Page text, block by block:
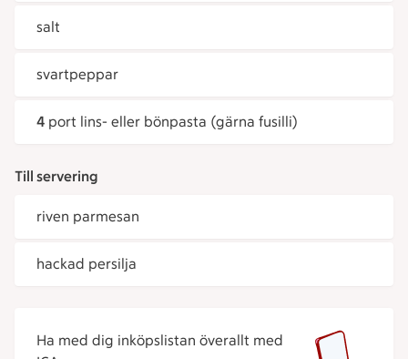
salt
svartpeppar
4 port lins- eller bönpasta (gärna fusilli)
Till servering
riven parmesan
hackad persilja
Ha med dig inköpslistan överallt med